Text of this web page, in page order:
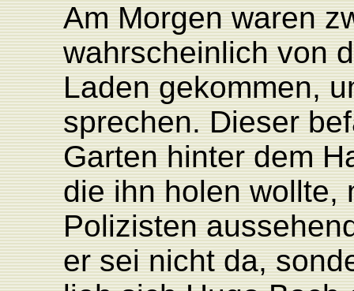
Am Morgen waren
wahrscheinlich von
Laden gekommen,
sprechen. Dieser
Garten hinter dem
die ihn holen wollte,
Polizisten
er sei nicht da,